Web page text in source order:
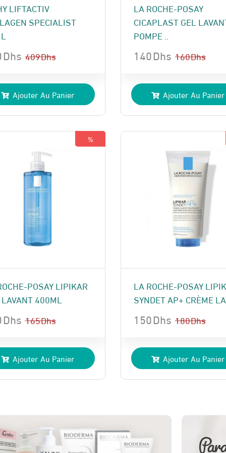
LIFTACTIV
SPECIALIST
409Dhs
:
Dhs.
Dhs
Dhs.
Ajouter Au Panier
LA ROCHE-POSAY
CICAPLAST GEL
POMPE ..
160Dhs
prix
initial
était :
160 Dhs.
140Dhs
prix
actuel
est :
140 Dhs.
Ajouter Au Panier
%
POSAY LIPIKAR
400ML
165Dhs
:
Dhs
Ajouter Au Panier
LA ROCHE-POSAY
SYNDET AP+ CRÈME
180Dhs
prix
initial
était :
150Dhs
prix
actuel
est :
Ajouter Au Panier